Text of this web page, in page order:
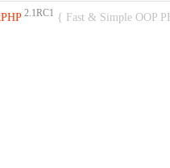
2.1RC1 { Fast & Simple OOP